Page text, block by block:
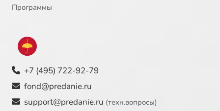
Программы
+7 (495) 722-92-79
fond@predanie.ru
support@predanie.ru (техн.вопросы)